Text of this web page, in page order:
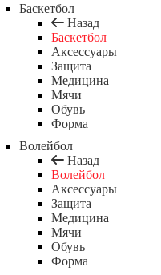
Баскетбол
Назад
Баскетбол
Аксессуары
Защита
Медицина
Мячи
Обувь
Форма
Волейбол
Назад
Волейбол
Аксессуары
Защита
Медицина
Мячи
Обувь
Форма